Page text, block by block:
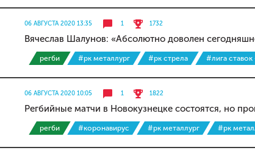
06 АВГУСТА 2020 13:35 1 1732
Вячеслав Шалунов: «Абсолютно доволен
регби #рк металлург #рк стрела #лига
06 АВГУСТА 2020 10:05 1 1822
Регбийные матчи в Новокузнецке состоятся, но
регби #коронавирус #рк металлург #рк